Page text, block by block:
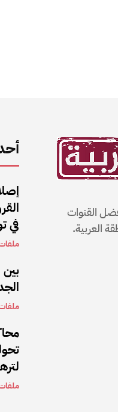
في
القنوات
العربية.